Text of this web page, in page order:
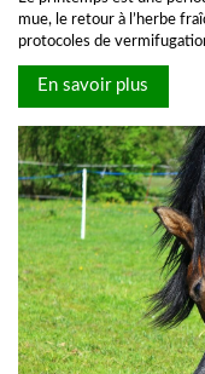
mue, le retour à l’herbe
protocoles de
En savoir plus